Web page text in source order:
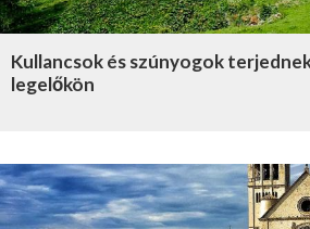
Kullancsok és szúnyogok
legelőkön